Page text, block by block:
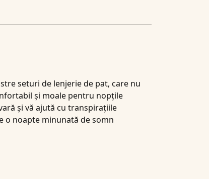
seturi de lenjerie de pat, care nu
și moale pentru nopțile
și vă ajută cu transpirațiile
o noapte minunată de somn